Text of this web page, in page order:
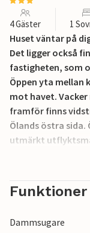
4 Gäster 1
Huset väntar på
Det ligger också
fastigheten, som
Öppen yta mellan
mot havet.
framför finns
Ölands östra sida.
utmärkt
välkända, långa
Funktioner
Dammsugare